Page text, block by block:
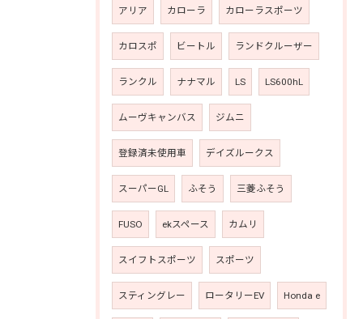
アリア カローラ カローラスポーツ
カロスポ ビートル ランドクルーザー
ランクル ナナマル LS LS600hL
ムーヴキャンバス ジムニ
登録済未使用車 デイズルークス
スーパーGL ふそう 三菱ふそう
FUSO ekスペース カムリ
スイフトスポーツ スポーツ
スティングレー ロータリーEV Honda e